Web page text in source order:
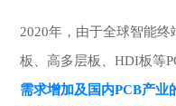
2020年，由于全球智能
板、高多层板、HDI板等
需求增加及国内PCB产业